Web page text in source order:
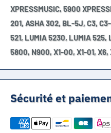
XPRESSMUSIC,5900
201,ASHA 302, BL-5J,C3,
521, LUMIA 5230, LUMIA 525,
5800, N900,X1-00,X1-01,X6,
Sécurité et